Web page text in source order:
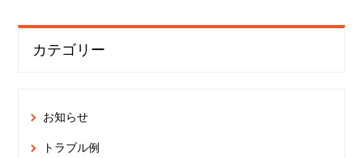
カテゴリー
お知らせ
トラブル例